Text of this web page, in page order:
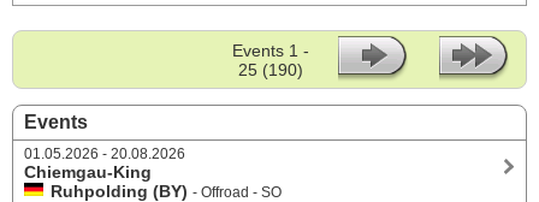
Events 1 -
25 (190)
Events
01.05.2026 - 20.08.2026
Chiemgau-King
Ruhpolding (BY) - Offroad - SO